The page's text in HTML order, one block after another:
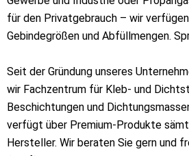
Mehr Infos
für den Privatgebrauch – wir
Gebindegrößen und Abfüllmengen.
Seit der Gründung unseres
wir Fachzentrum für Kleb- und
Beschichtungen und
verfügt über Premium-Produkte
Hersteller. Wir beraten Sie gern und